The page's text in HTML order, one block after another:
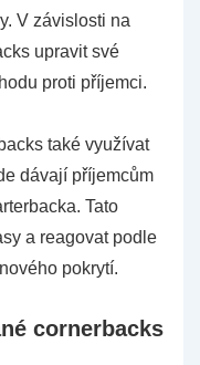
V závislosti na
upravit své
proti příjemci.
také využívat
dávají příjemcům
Tato
a reagovat podle
pokrytí.
cornerbacks